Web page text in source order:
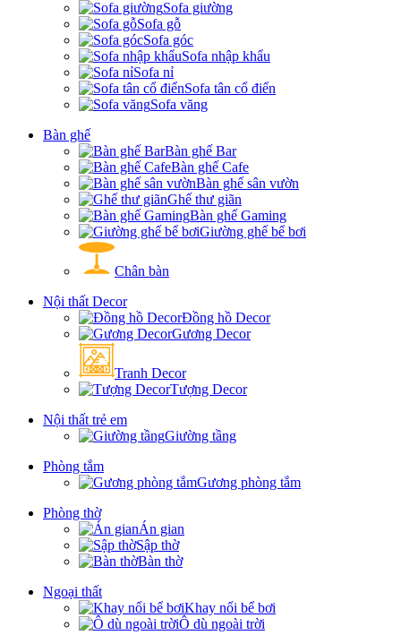
Sofa giường
Sofa gỗ
Sofa góc
Sofa nhập khẩu
Sofa nỉ
Sofa tân cổ điển
Sofa văng
Bàn ghế
Bàn ghế Bar
Bàn ghế Cafe
Bàn ghế sân vườn
Ghế thư giãn
Bàn ghế Gaming
Giường ghế bể bơi
Chân bàn
Nội thất Decor
Đồng hồ Decor
Gương Decor
Tranh Decor
Tượng Decor
Nội thất trẻ em
Giường tầng
Phòng tắm
Gương phòng tắm
Phòng thờ
Án gian
Sập thờ
Bàn thờ
Ngoại thất
Khay nổi bể bơi
Ô dù ngoài trời